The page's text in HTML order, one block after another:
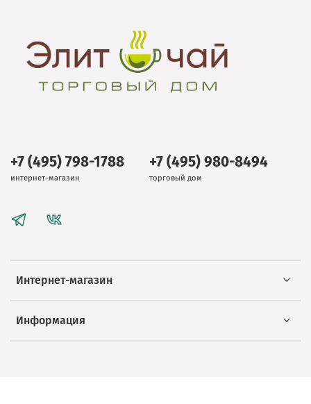
Интернет-магазин
Информация
+7 (495) 798-1788
интернет-магазин
+7 (495) 980-8494
торговый дом